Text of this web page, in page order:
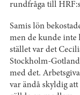
rundfråga till
Samis lön
men de kunde inte
stället var det
Stockholm-
med det.
var ändå skyldig